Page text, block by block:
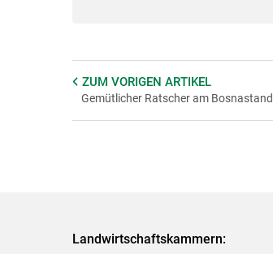
ZUM VORIGEN ARTIKEL
Gemütlicher Ratscher am Bosnastand
Landwirtschaftskammern: